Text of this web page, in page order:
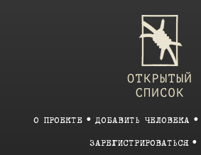
О ПРОЕКТЕ ДОБАВИТЬ ЧЕЛОВЕКА
ЗАРЕГИСТРИРОВАТЬСЯ